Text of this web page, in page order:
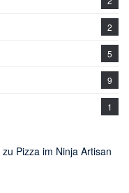
2
5
9
1
zu Pizza im Ninja Artisan